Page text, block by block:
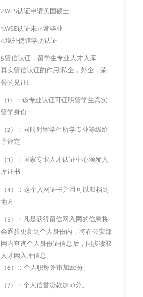
2.WES认证申请美国硕士
3.WSE认证未正常毕业
4.境外使馆学历认证
5.留信认证，留学生专业人才入库
真实留信认证的作用(私企，外企，荣
誉的见证):
（1）：该专业认证可证明留学生真实
留学身份
（2）：同时对留学生所学专业等级给
予评定
（3）：国家专业人才认证中心颁发入
库证书
（4）：这个入网证书并且可以归档到
地方
（5）：凡是获得留信网入网的信息将
会逐步更新到个人身份内，将在公安部
网内查询个人身份证信息后，同步读取
人才网入库信息。
（6）：个人职称评审加20分。
（7）：个人信誉贷款加10分。